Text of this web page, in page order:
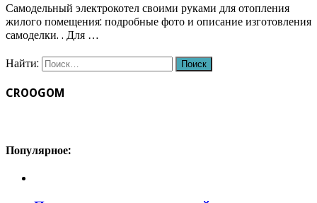
Самодельный электрокотел своими руками для отопления
жилого помещения: подробные фото и описание изготовления
самоделки. . Для …
Найти:
CROOGOM
Популярное: